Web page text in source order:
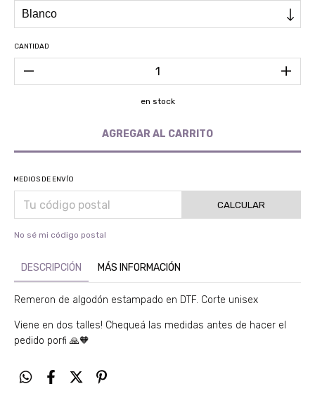
CANTIDAD
en stock
MEDIOS DE ENVÍO
CALCULAR
No sé mi código postal
DESCRIPCIÓN MÁS INFORMACIÓN
Remeron de algodón estampado en DTF. Corte unisex
Viene en dos talles! Chequeá las medidas antes de hacer el
pedido porfi 🙏🧡